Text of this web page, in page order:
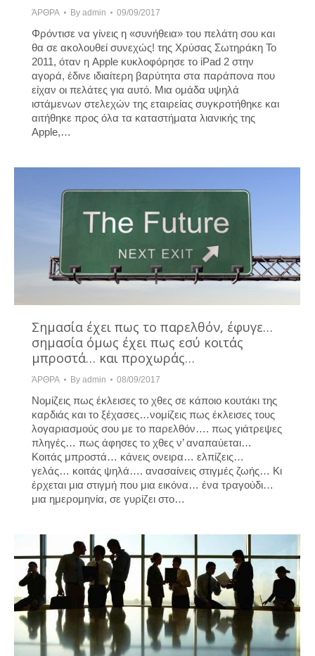
ΆΡΘΡΑ By admin 09/09/2017
Φρόντισε να γίνεις η «συνήθεια» του πελάτη σου και
θα σε ακολουθεί συνεχώς! της Χρύσας Σωτηράκη Το
2011, όταν η Apple κυκλοφόρησε το iPad 2 στην
αγορά, έδινε ιδιαίτερη βαρύτητα στα παράπονα που
είχαν οι πελάτες για αυτό. Μια ομάδα υψηλά
ιστάμενων στελεχών της εταιρείας συγκροτήθηκε και
αιτήθηκε προς όλα τα καταστήματα λιανικής της
Apple,…
Σημασία έχει πως το παρελθόν, έφυγε…
σημασία όμως έχει πως εσύ κοιτάς
μπροστά… και προχωράς…
ΆΡΘΡΑ By admin 08/09/2017
Νομίζεις πως έκλεισες το χθες σε κάποιο κουτάκι της
καρδιάς και το ξέχασες…νομίζεις πως έκλεισες τους
λογαριασμούς σου με το παρελθόν…. πως γιάτρεψες
πληγές… πως άφησες το χθες ν’ αναπαύεται…
Κοιτάς μπροστά… κάνεις ονειρα… ελπίζεις…
γελάς… κοιτάς ψηλά…. ανασαίνεις στιγμές ζωής… Κι
έρχεται μια στιγμή που μια εικόνα… ένα τραγούδι…
μια ημερομηνία, σε γυρίζει στο…